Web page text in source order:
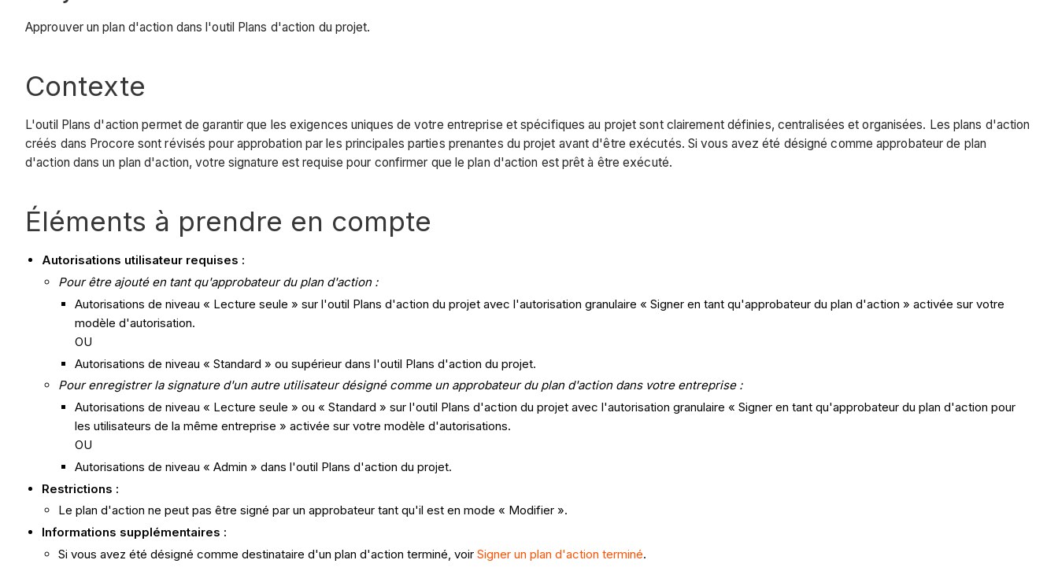
Approuver un plan d'action dans l'outil Plans d'action du projet.
Contexte
L'outil Plans d'action permet de garantir que les exigences uniques de votre entreprise et spécifiques au projet sont clairement définies, centralisées et organisées. Les plans d'action
créés dans Procore sont révisés pour approbation par les principales parties prenantes du projet avant d'être exécutés. Si vous avez été désigné comme approbateur de plan
d'action dans un plan d'action, votre signature est requise pour confirmer que le plan d'action est prêt à être exécuté.
Éléments à prendre en compte
Autorisations utilisateur requises :
Pour être ajouté en tant qu'approbateur du plan d'action :
Autorisations de niveau « Lecture seule » sur l'outil Plans d'action du projet avec l'autorisation granulaire « Signer en tant qu'approbateur du plan d'action » activée sur votre
modèle d'autorisation.
OU
Autorisations de niveau « Standard » ou supérieur dans l'outil Plans d'action du projet.
Pour enregistrer la signature d'un autre utilisateur désigné comme un approbateur du plan d'action dans votre entreprise :
Autorisations de niveau « Lecture seule » ou « Standard » sur l'outil Plans d'action du projet avec l'autorisation granulaire « Signer en tant qu'approbateur du plan d'action pour
les utilisateurs de la même entreprise » activée sur votre modèle d'autorisations.
OU
Autorisations de niveau « Admin » dans l'outil Plans d'action du projet.
Restrictions :
Le plan d'action ne peut pas être signé par un approbateur tant qu'il est en mode « Modifier ».
Informations supplémentaires :
Si vous avez été désigné comme destinataire d'un plan d'action terminé, voir Signer un plan d'action terminé.